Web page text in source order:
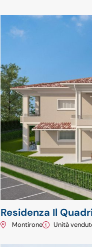
Residenza Il
Montirone Unità